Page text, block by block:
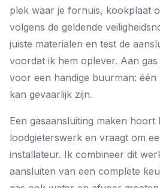
plek waar je fornuis, kookplaat
volgens de geldende
juiste materialen en test de
voordat ik hem oplever. Aan
voor een handige buurman: één
kan gevaarlijk zijn.
Een gasaansluiting maken hoort
loodgieterswerk en vraagt om
installateur. Ik combineer dit
aansluiten van een complete